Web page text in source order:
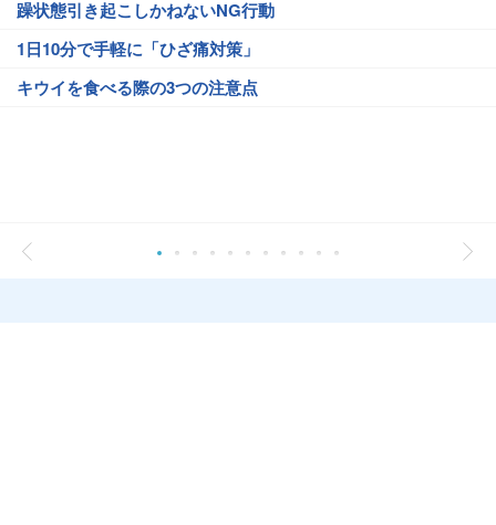
躁状態引き起こしかねないNG行動
1日10分で手軽に「ひざ痛対策」
キウイを食べる際の3つの注意点